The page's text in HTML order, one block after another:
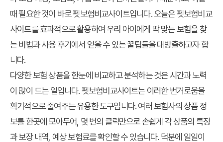
때 필요한 것이 바로펫보험비교사이트입니다. 오늘은 펫보험비교
사이트를 효과적으로 활용하여 우리 아이에게 딱 맞는 보험을 찾
는 비법과 사용 후기에서 얻을 수 있는 꿀팁들을 대방출하고자 합
니다.
다양한 보험 상품을 한눈에 비교하고 분석하는 것은 시간과 노력
이 많이 드는 일입니다. 펫보험비교사이트는 이러한 번거로움을
획기적으로 줄여주는 유용한 도구입니다. 여러 보험사의 상품 정
보를 한곳에 모아두어, 몇 번의 클릭만으로 손쉽게 각 상품의 특징
과 보장 내역, 예상 보험료를 확인할 수 있습니다. 덕분에 일일이